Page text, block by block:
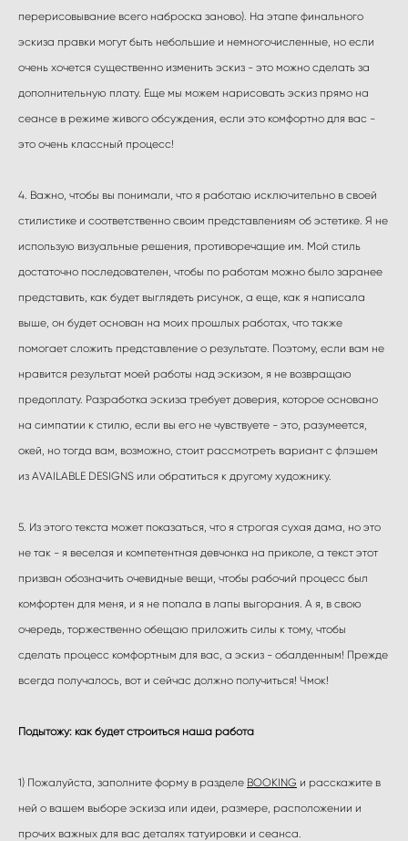
перерисовывание всего наброска заново). На этапе финального
эскиза правки могут быть небольшие и немногочисленные, но если
очень хочется существенно изменить эскиз - это можно сделать за
дополнительную плату. Еще мы можем нарисовать эскиз прямо на
сеансе в режиме живого обсуждения, если это комфортно для вас -
это очень классный процесс!
4. Важно, чтобы вы понимали, что я работаю исключительно в своей
стилистике и соответственно своим представлениям об эстетике. Я не
использую визуальные решения, противоречащие им. Мой стиль
достаточно последователен, чтобы по работам можно было заранее
представить, как будет выглядеть рисунок, а еще, как я написала
выше, он будет основан на моих прошлых работах, что также
помогает сложить представление о результате. Поэтому, если вам не
нравится результат моей работы над эскизом, я не возвращаю
предоплату. Разработка эскиза требует доверия, которое основано
на симпатии к стилю, если вы его не чувствуете - это, разумеется,
окей, но тогда вам, возможно, стоит рассмотреть вариант с флэшем
из AVAILABLE DESIGNS или обратиться к другому художнику.
5. Из этого текста может показаться, что я строгая сухая дама, но это
не так - я веселая и компетентная девчонка на приколе, а текст этот
призван обозначить очевидные вещи, чтобы рабочий процесс был
комфортен для меня, и я не попала в лапы выгорания. А я, в свою
очередь, торжественно обещаю приложить силы к тому, чтобы
сделать процесс комфортным для вас, а эскиз - обалденным! Прежде
всегда получалось, вот и сейчас должно получиться! Чмок!
Подытожу: как будет строиться наша работа
1) Пожалуйста, заполните форму в разделе BOOKING и расскажите в
ней о вашем выборе эскиза или идеи, размере, расположении и
прочих важных для вас деталях татуировки и сеанса.